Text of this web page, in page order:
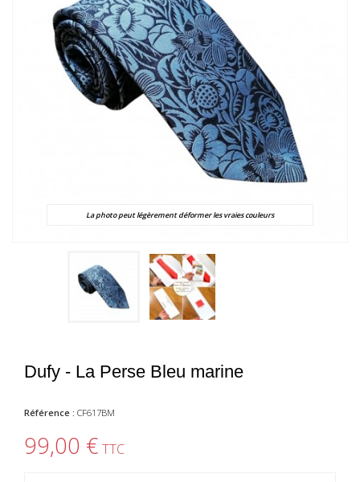
La photo peut légèrement déformer les vraies couleurs
Dufy - La Perse Bleu marine
Référence : CF617BM
99,00 € TTC